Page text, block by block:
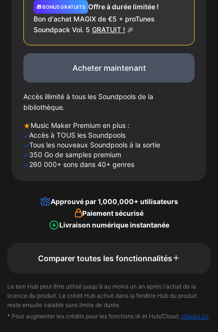
🎁 BONUS GRATUITS Offre à durée limitée !
Bon d'achat MAGIX de €5 + proTunes
Soundpack Vol. 5 GRATUIT ! 🎉
Acheter maintenant
Accès illimité à tous les Soundpools de la
bibliothèque.
★Music Maker Premium en plus :
✓Accès à TOUS les Soundpools
✓Tous les nouveaux Soundpools à la sortie
✓350 Go de samples premium
✓260 000+ sons dans 40+ genres
Approuvé par 1,000,000+ utilisateurs
Paiement sécurisé
Livraison numérique instantanée
Comparer toutes les fonctionnalités
Le bon Hub peut être utilisé jusqu'à au moins un an après l'achat de la
licence du produit. Le crédit Hub activé dans la fenêtre Hub du produit
reste ensuite valable sans limite de durée.
* Pour augmenter les crédits pour les fonctions IA et Hub/Cloud, cliquez ici